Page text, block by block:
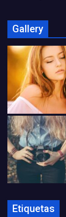
Gallery
Etiquetas